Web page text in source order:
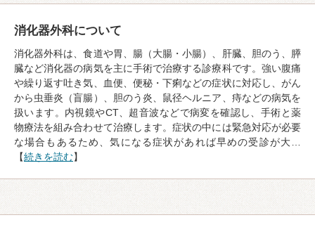
消化器外科について
消化器外科は、食道や胃、腸（大腸・小腸）、肝臓、胆のう、膵
臓など消化器の病気を主に手術で治療する診療科です。強い腹痛
や繰り返す吐き気、血便、便秘・下痢などの症状に対応し、がん
から虫垂炎（盲腸）、胆のう炎、鼠径ヘルニア、痔などの病気を
扱います。内視鏡やCT、超音波などで病変を確認し、手術と薬
物療法を組み合わせて治療します。症状の中には緊急対応が必要
な場合もあるため、気になる症状があれば早めの受診が大…
【続きを読む】